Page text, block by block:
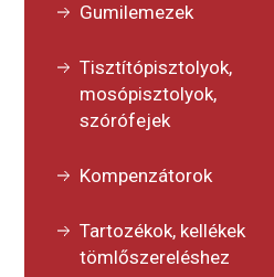
Gumilemezek
Tisztítópisztolyok,
mosópisztolyok,
szórófejek
Kompenzátorok
Tartozékok, kellékek
tömlőszereléshez